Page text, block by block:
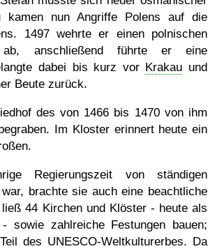
kamen nun Angriffe Polens auf die
1497 wehrte er einen polnischen
anschließend führte er eine
dabei bis kurz vor Krakau und
Beute zurück.
des von 1466 bis 1470 von ihm
Im Kloster erinnert heute ein
Regierungszeit von ständigen
brachte sie auch eine beachtliche
44 Kirchen und Klöster - heute als
sowie zahlreiche Festungen bauen;
des UNESCO-Weltkulturerbes. Da